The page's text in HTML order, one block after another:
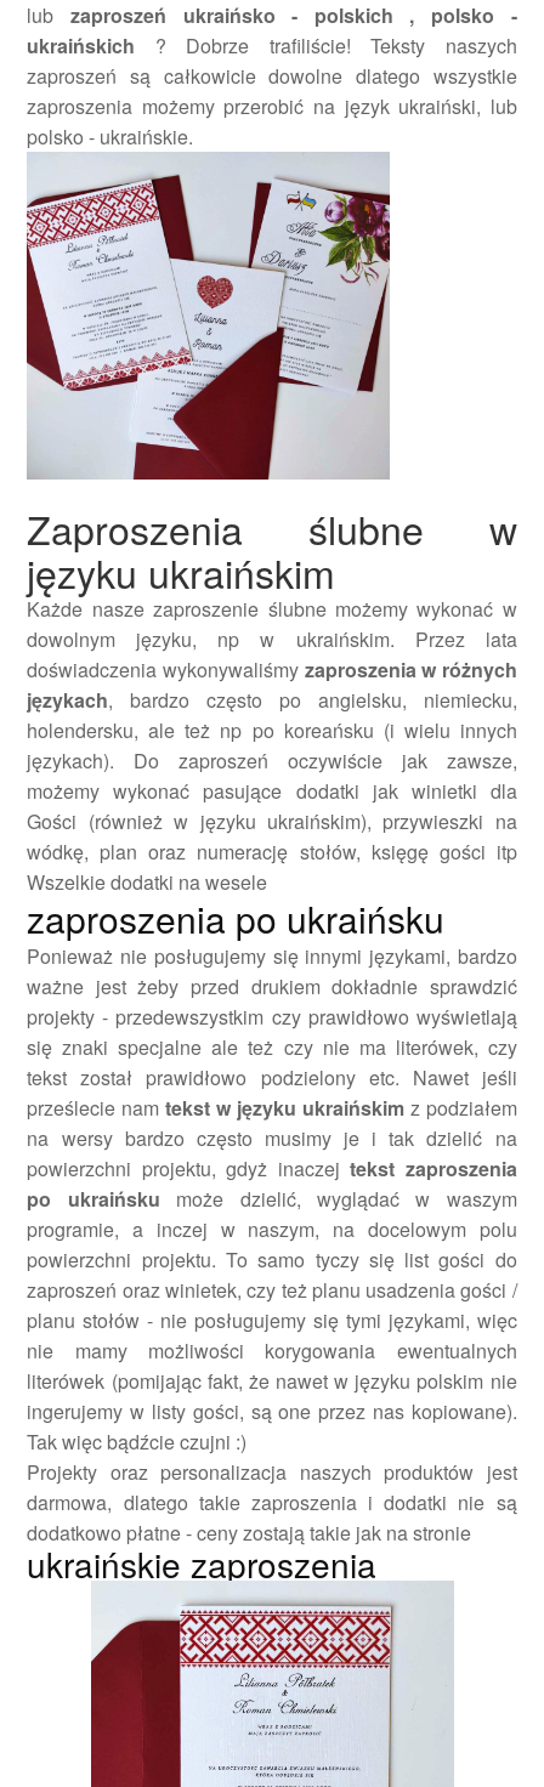
lub zaproszeń ukraińsko - polskich , polsko -
ukraińskich ? Dobrze trafiliście! Teksty naszych
zaproszeń są całkowicie dowolne dlatego wszystkie
zaproszenia możemy przerobić na język ukraiński, lub
polsko - ukraińskie.
Zaproszenia ślubne w
języku ukraińskim
Każde nasze zaproszenie ślubne możemy wykonać w
dowolnym języku, np w ukraińskim. Przez lata
doświadczenia wykonywaliśmy zaproszenia w różnych
językach, bardzo często po angielsku, niemiecku,
holendersku, ale też np po koreańsku (i wielu innych
językach). Do zaproszeń oczywiście jak zawsze,
możemy wykonać pasujące dodatki jak winietki dla
Gości (również w języku ukraińskim), przywieszki na
wódkę, plan oraz numerację stołów, księgę gości itp
Wszelkie dodatki na wesele
zaproszenia po ukraińsku
Ponieważ nie posługujemy się innymi językami, bardzo
ważne jest żeby przed drukiem dokładnie sprawdzić
projekty - przedewszystkim czy prawidłowo wyświetlają
się znaki specjalne ale też czy nie ma literówek, czy
tekst został prawidłowo podzielony etc. Nawet jeśli
prześlecie namtekst w języku ukraińskimz podziałem
na wersy bardzo często musimy je i tak dzielić na
powierzchni projektu, gdyż inaczejtekst zaproszenia
po ukraińsku może dzielić, wyglądać w waszym
programie, a inczej w naszym, na docelowym polu
powierzchni projektu. To samo tyczy się list gości do
zaproszeń oraz winietek, czy też planu usadzenia gości /
planu stołów - nie posługujemy się tymi językami, więc
nie mamy możliwości korygowania ewentualnych
literówek (pomijając fakt, że nawet w języku polskim nie
ingerujemy w listy gości, są one przez nas kopiowane).
Tak więc bądźcie czujni :)
Projekty oraz personalizacja naszych produktów jest
darmowa, dlatego takie zaproszenia i dodatki nie są
dodatkowo płatne - ceny zostają takie jak na stronie
ukraińskie zaproszenia